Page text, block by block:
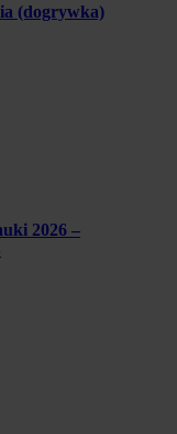
(dogrywka)
2026 –